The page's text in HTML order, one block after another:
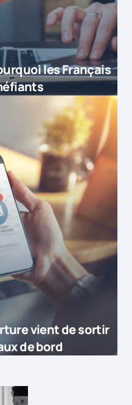
les Français
vient de sortir
de bord